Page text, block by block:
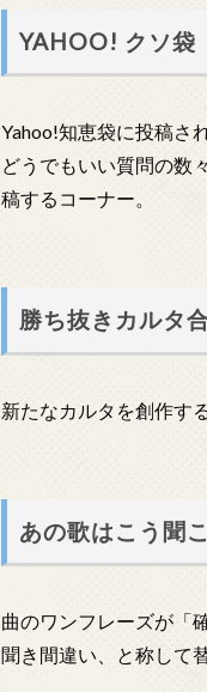
YAHOO! クソ袋
Yahoo!知恵袋に投稿さ
どうでもいい質問の数
稿するコーナー。
勝ち抜きカルタ
新たなカルタを創作す
あの歌はこう聞
曲のワンフレーズが「
聞き間違い、と称して